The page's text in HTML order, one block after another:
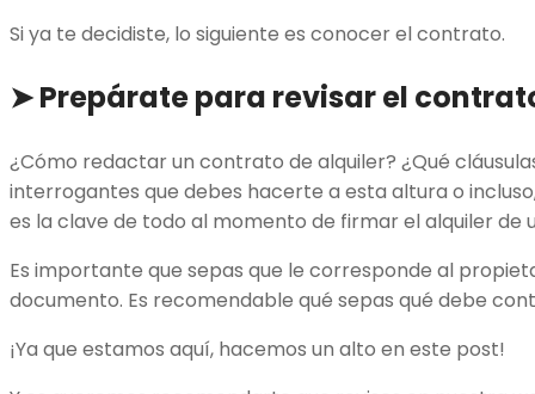
Si ya te decidiste, lo siguiente es conocer el contrato.
➤Prepárate para revisar el
¿Cómo redactar un contrato de alquiler? ¿Qué
interrogantes que debes hacerte a esta altura o
es la clave de todo al momento de firmar el alquiler
Es importante que sepas que le corresponde al
documento. Es recomendable qué sepas qué debe
¡Ya que estamos aquí, hacemos un alto en este post!